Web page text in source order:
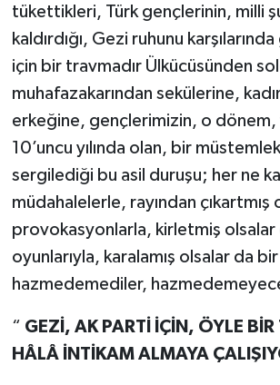
tükettikleri, Türk gençlerinin, milli
kaldırdığı, Gezi ruhunu
için bir travmadır Ülkücüsünden
muhafazakarından sekülerine,
erkeğine, gençlerimizin, o dönem,
10’uncu yılında olan, bir
sergilediği bu asil duruşu; her ne
müdahalelerle, rayından çıkartmış
provokasyonlarla, kirletmiş olsalar
oyunlarıyla, karalamış olsalar da
hazmedemediler,
“ GEZİ, AK PARTİ İÇİN, ÖYLE
HÂLÂ İNTİKAM ALMAYA